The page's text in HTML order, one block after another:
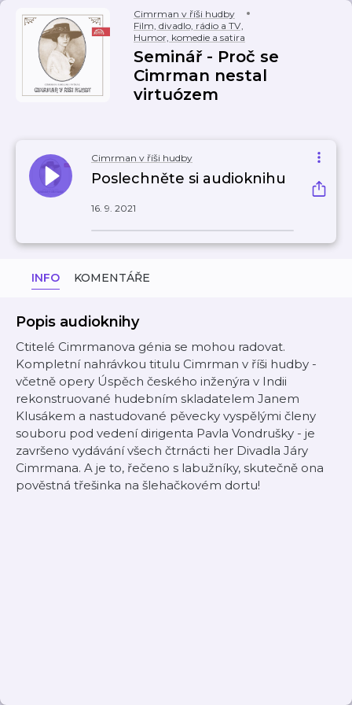
Cimrman v říši hudby
Film, divadlo, rádio a TV,
Humor, komedie a satira
Seminář - Proč se
Cimrman nestal
virtuózem
Cimrman v říši hudby
Poslechněte si audioknihu
16. 9. 2021
INFO KOMENTÁŘE
Popis audioknihy
Ctitelé Cimrmanova génia se mohou radovat.
Kompletní nahrávkou titulu Cimrman v říši hudby -
včetně opery Úspěch českého inženýra v Indii
rekonstruované hudebním skladatelem Janem
Klusákem a nastudované pěvecky vyspělými členy
souboru pod vedení dirigenta Pavla Vondrušky - je
završeno vydávání všech čtrnácti her Divadla Járy
Cimrmana. A je to, řečeno s labužníky, skutečně ona
pověstná třešinka na šlehačkovém dortu!